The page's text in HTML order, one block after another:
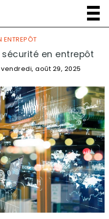
ENTREPÔT
en entrepôt
vendredi, août 29, 2025